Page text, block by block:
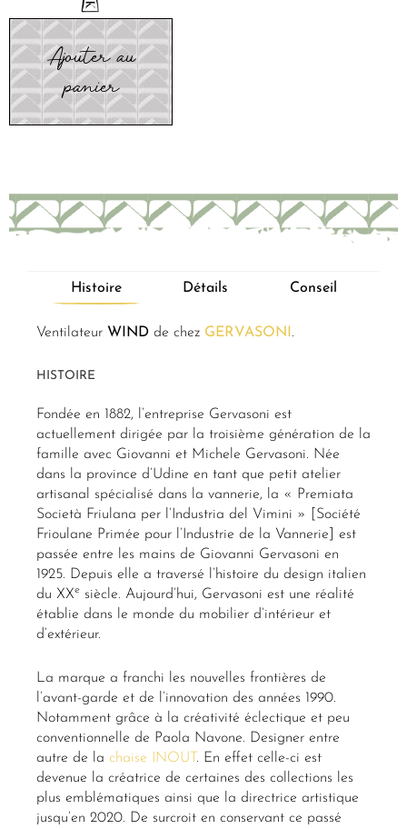
Ajouter au
panier
Histoire Détails Conseil
Ventilateur WIND de chez GERVASONI .
HISTOIRE
Fondée en 1882, l’entreprise Gervasoni est
actuellement dirigée par la troisième génération de la
famille avec Giovanni et Michele Gervasoni. Née
dans la province d’Udine en tant que petit atelier
artisanal spécialisé dans la vannerie, la « Premiata
Società Friulana per l’Industria del Vimini » [Société
Frioulane Primée pour l’Industrie de la Vannerie] est
passée entre les mains de Giovanni Gervasoni en
1925. Depuis elle a traversé l’histoire du design italien
du XXe siècle. Aujourd’hui, Gervasoni est une réalité
établie dans le monde du mobilier d’intérieur et
d’extérieur.
La marque a franchi les nouvelles frontières de
l’avant-garde et de l’innovation des années 1990.
Notamment grâce à la créativité éclectique et peu
conventionnelle de Paola Navone. Designer entre
autre de la chaise INOUT . En effet celle-ci est
devenue la créatrice de certaines des collections les
plus emblématiques ainsi que la directrice artistique
jusqu’en 2020. De surcroit en conservant ce passé